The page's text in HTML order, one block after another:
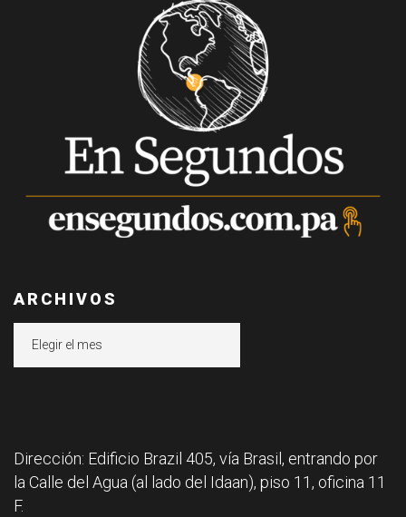
ARCHIVOS
Dirección: Edificio Brazil 405, vía Brasil, entrando por
la Calle del Agua (al lado del Idaan), piso 11, oficina 11
F.